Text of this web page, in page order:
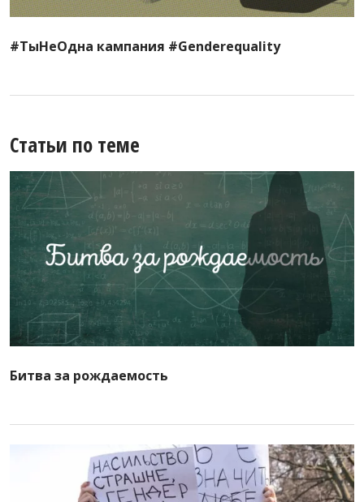
#ТыНеОдна кампания #Genderequality
Статьи по теме
Битва за рождаемость